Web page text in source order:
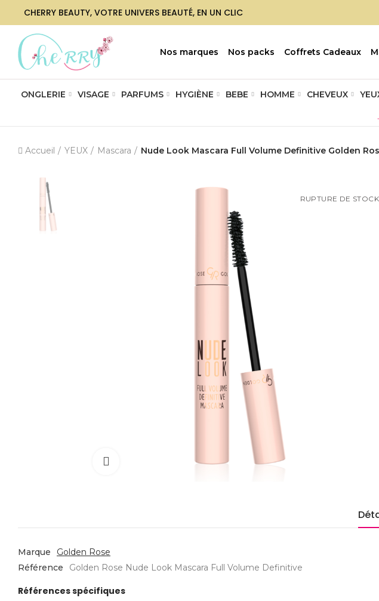
CHERRY BEAUTY, VOTRE UNIVERS BEAUTÉ, EN UN CLIC
Nos marques Nos packs Coffrets Cadeaux
ONGLERIE VISAGE PARFUMS HYGIÈNE BEBE HOMME CHEVEUX
Accueil YEUX Mascara Nude Look Mascara Full Volume Definitive Golden
RUPTURE DE STOCK
Cliquez pour agrandir
Marque
Golden Rose
Référence
Golden Rose Nude Look Mascara Full Volume Definitive
Références spécifiques